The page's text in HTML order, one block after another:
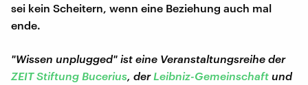
sei kein Scheitern, wenn eine Beziehung auch mal
ende.
"Wissen unplugged" ist eine Veranstaltungsreihe der
ZEIT Stiftung Bucerius , der Leibniz-Gemeinschaft und